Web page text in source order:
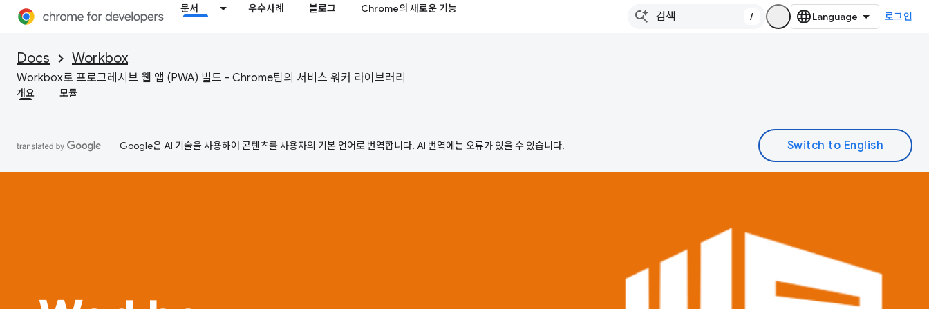
문서 우수사례 블로그 Chrome의 새로운 기능
/ 로그인
Docs Workbox
Workbox로 프로그레시브 웹 앱 (PWA) 빌드 - Chrome팀의 서비스 워커 라이브러리
개요 모듈
Google은 AI 기술을 사용하여 콘텐츠를 사용자의 기본 언어로 번역합니다. AI 번역에는 오류가 있을 수 있습니다.